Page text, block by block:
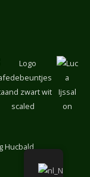
Hucbald